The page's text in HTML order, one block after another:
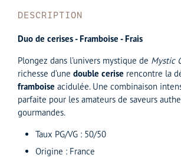
DESCRIPTION
Duo de cerises - Framboise - Frais
Plongez dans l'univers mystique de Mystic
richesse d’une double cerise rencontre la
framboise acidulée. Une combinaison
parfaite pour les amateurs de saveurs
gourmandes.
Taux PG/VG : 50/50
Origine : France